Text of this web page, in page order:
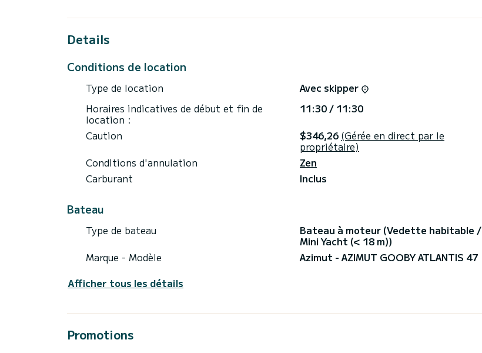
INCLUÍDO :
passeio de 7h d'offre d'une garrafa de champanhe. Tables de fruits, tapas et snacks.
Details
Conditions de location
Type de location
Avec skipper
Horaires indicatives de début et fin de
location :
11:30 / 11:30
Caution
$346,26 (Gérée en direct par le
propriétaire)
Conditions d'annulation
Zen
Carburant
Inclus
Bateau
Type de bateau Bateau à moteur (Vedette habitable /
Mini Yacht (< 18 m))
Marque - Modèle
Azimut - AZIMUT GOOBY ATLANTIS 47
Afficher tous les détails
Promotions